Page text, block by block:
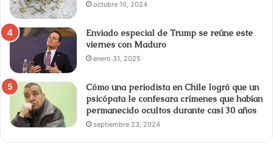
octubre 10, 2024
Enviado especial de Trump se reúne este
viernes con Maduro
enero 31, 2025
Cómo una periodista en Chile logró que un
psicópata le confesara crímenes que habían
permanecido ocultos durante casi 30 años
septiembre 23, 2024